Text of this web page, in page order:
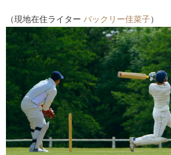
（現地在住ライター バックリー佳菜子）